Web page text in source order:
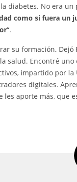
diabetes. No era
como si fuera un
“.
su formación.
salud. Encontré
impartido por
digitales.
aporte más, que